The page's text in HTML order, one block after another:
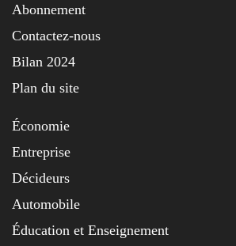
Abonnement
Contactez-nous
Bilan 2024
Plan du site
Économie
Entreprise
Décideurs
Automobile
Éducation et Enseignement